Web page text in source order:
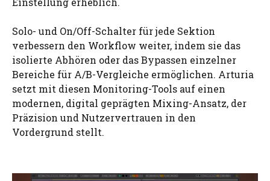
Solo- und On/Off-Schalter für jede Sektion
verbessern den Workflow weiter, indem sie das
isolierte Abhören oder das Bypassen einzelner
Bereiche für A/B-Vergleiche ermöglichen. Arturia
setzt mit diesen Monitoring-Tools auf einen
modernen, digital geprägten Mixing-Ansatz, der
Präzision und Nutzervertrauen in den
Vordergrund stellt.